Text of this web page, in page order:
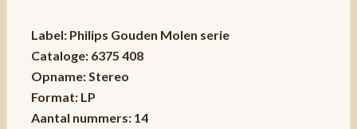
Label: Philips Gouden Molen serie
Cataloge: 6375 408
Opname: Stereo
Format: LP
Aantal nummers: 14